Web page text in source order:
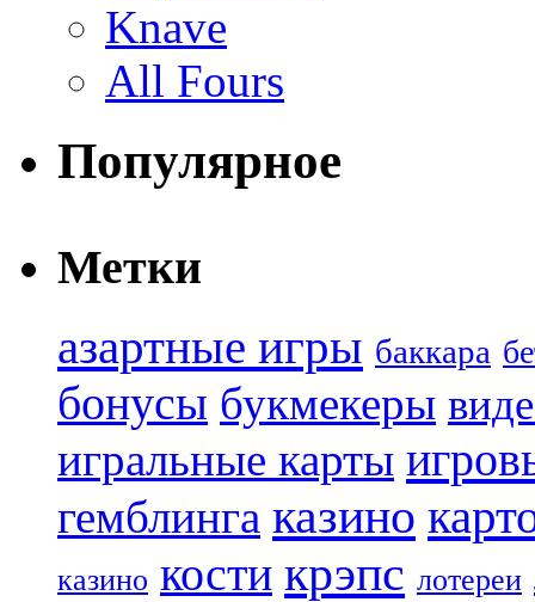
Knave
All Fours
Популярное
Метки
азартные игры баккара
бонусы букмекеры
игральные карты
гемблинга казино
казино кости крэпс лотереи